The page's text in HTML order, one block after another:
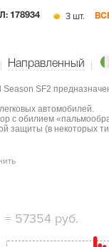
178934 3 шт.
Направленный
SF2
автомобилей.
с обилием
защиты (в некоторых
= 57354 руб.